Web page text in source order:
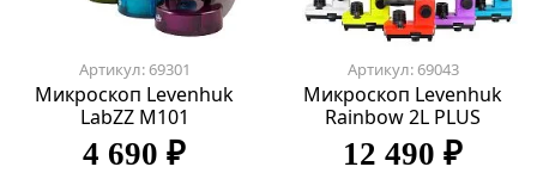
Артикул: 69301
Микроскоп Levenhuk
LabZZ M101
4 690 ₽
Артикул: 69043
Микроскоп Levenhuk
Rainbow 2L PLUS
12 490 ₽